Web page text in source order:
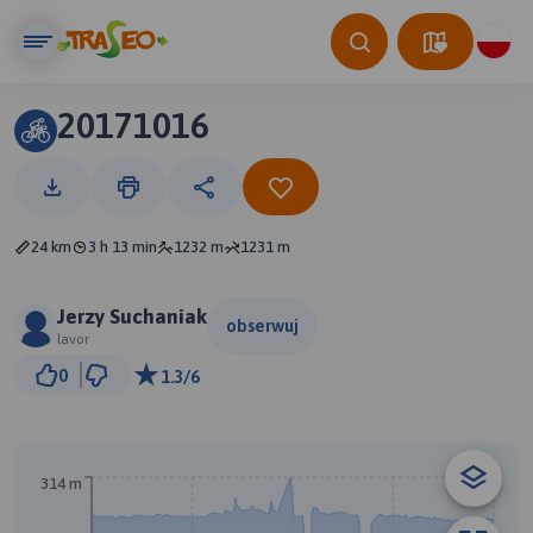
20171016
24 km 3 h 13 min 1232 m 1231 m
Jerzy Suchaniak
lavor
obserwuj
0 1.3/6
314 m